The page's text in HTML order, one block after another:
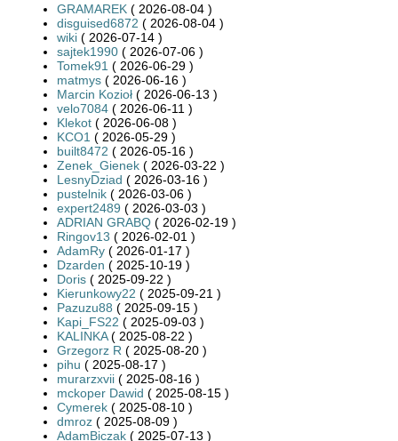
GRAMAREK ( 2026-08-04 )
disguised6872 ( 2026-08-04 )
wiki ( 2026-07-14 )
sajtek1990 ( 2026-07-06 )
Tomek91 ( 2026-06-29 )
matmys ( 2026-06-16 )
Marcin Kozioł ( 2026-06-13 )
velo7084 ( 2026-06-11 )
Klekot ( 2026-06-08 )
KCO1 ( 2026-05-29 )
built8472 ( 2026-05-16 )
Zenek_Gienek ( 2026-03-22 )
LesnyDziad ( 2026-03-16 )
pustelnik ( 2026-03-06 )
expert2489 ( 2026-03-03 )
ADRIAN GRABQ ( 2026-02-19 )
Ringov13 ( 2026-02-01 )
AdamRy ( 2026-01-17 )
Dzarden ( 2025-10-19 )
Doris ( 2025-09-22 )
Kierunkowy22 ( 2025-09-21 )
Pazuzu88 ( 2025-09-15 )
Kapi_FS22 ( 2025-09-03 )
KALINKA( 2025-08-22 )
Grzegorz R ( 2025-08-20 )
pihu ( 2025-08-17 )
murarzxvii ( 2025-08-16 )
mckoper Dawid ( 2025-08-15 )
Cymerek ( 2025-08-10 )
dmroz ( 2025-08-09 )
AdamBiczak ( 2025-07-13 )